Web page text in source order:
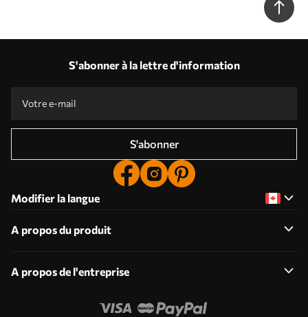
S'abonner à la lettre d'information
S'abonner
Modifier la langue
A propos du produit
A propos de l'entreprise